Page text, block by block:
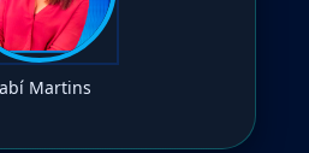
Martins